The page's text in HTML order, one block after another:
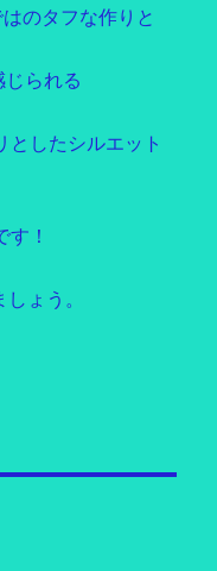
のタフな作りと
られる
としたシルエット
！
ょう。